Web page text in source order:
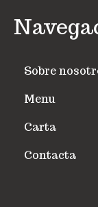
Sobre
Menu
Carta
Contacta